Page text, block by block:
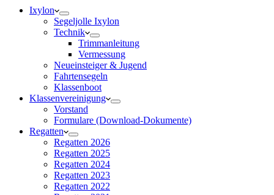
Ixylon
Segeljolle Ixylon
Technik
Trimmanleitung
Vermessung
Neueinsteiger & Jugend
Fahrtensegeln
Klassenboot
Klassenvereinigung
Vorstand
Formulare (Download-Dokumente)
Regatten
Regatten 2026
Regatten 2025
Regatten 2024
Regatten 2023
Regatten 2022